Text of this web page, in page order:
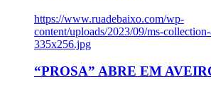
https://www.ruadebaixo.com/wp-
content/uploads/2023/09/ms-
335x256.jpg
“PROSA” ABRE EM